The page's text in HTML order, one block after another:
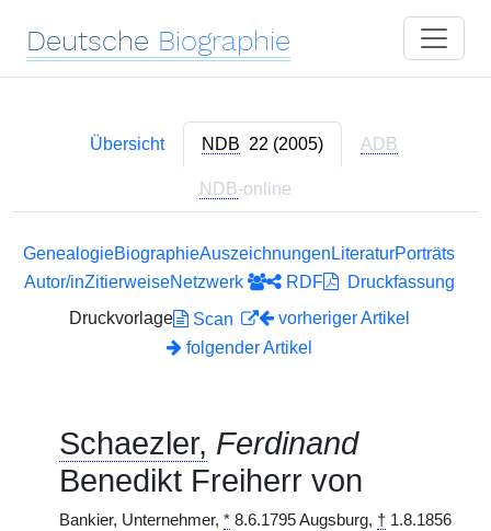
Deutsche Biographie
Übersicht NDB 22 (2005) ADB
NDB-online
GenealogieBiographieAuszeichnungen LiteraturPorträts
Autor/inZitierweiseNetzwerk RDF
Druckfassung
Druckvorlage
Scan
vorheriger Artikel
folgender Artikel
Schaezler, Ferdinand
Benedikt Freiherr von
Bankier, Unternehmer, * 8.6.1795 Augsburg, † 1.8.1856